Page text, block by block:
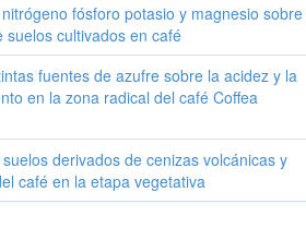
fósforo potasio y magnesio sobre
cultivados en café
fuentes de azufre sobre la acidez y la
en la zona radical del café Coffea
derivados de cenizas volcánicas y
café en la etapa vegetativa